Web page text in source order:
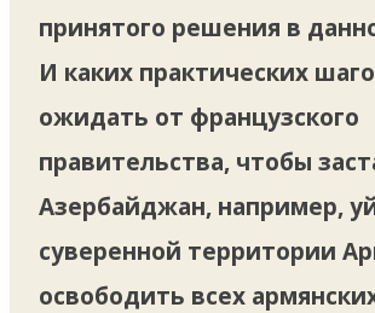
принятого решения в
И каких практических
ожидать от французского
правительства, чтобы
Азербайджан, например,
суверенной территории
освободить всех